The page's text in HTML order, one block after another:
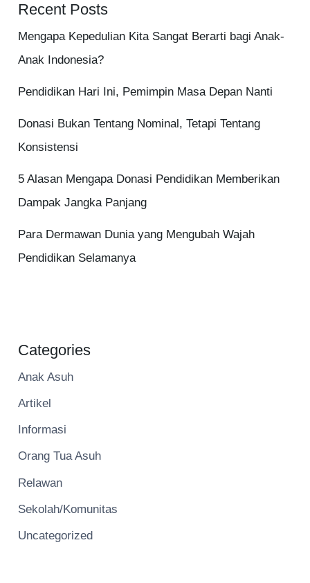
Recent Posts
Mengapa Kepedulian Kita Sangat Berarti bagi Anak-
Anak Indonesia?
Pendidikan Hari Ini, Pemimpin Masa Depan Nanti
Donasi Bukan Tentang Nominal, Tetapi Tentang
Konsistensi
5 Alasan Mengapa Donasi Pendidikan Memberikan
Dampak Jangka Panjang
Para Dermawan Dunia yang Mengubah Wajah
Pendidikan Selamanya
Categories
Anak Asuh
Artikel
Informasi
Orang Tua Asuh
Relawan
Sekolah/Komunitas
Uncategorized